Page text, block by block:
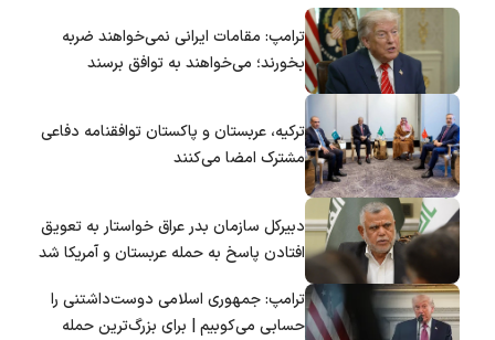
ترامپ: مقامات ایرانی نمی‌خواهند ضربه
بخورند؛ می‌خواهند به توافق برسند
ترکیه، عربستان و پاکستان توافقنامه دفاعی
مشترک امضا می‌کنند
دبیرکل سازمان بدر عراق خواستار به تعویق
افتادن پاسخ به حمله عربستان و آمریکا شد
ترامپ: جمهوری اسلامی دوست‌داشتنی را
حسابی می‌کوبیم | برای بزرگ‌ترین حمله